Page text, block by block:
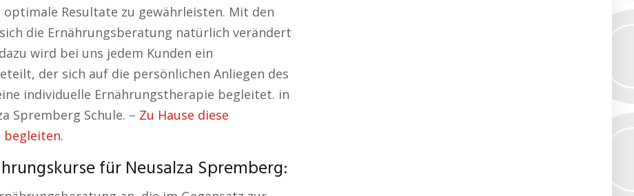
Resultate zu gewährleisten. Mit den
die Ernährungsberatung natürlich verändert
wird bei uns jedem Kunden ein
der sich auf die persönlichen Anliegen des
individuelle Ernährungstherapie begleitet. in
Spremberg Schule. – Zu Hause diese
begleiten.
für Neusalza Spremberg: